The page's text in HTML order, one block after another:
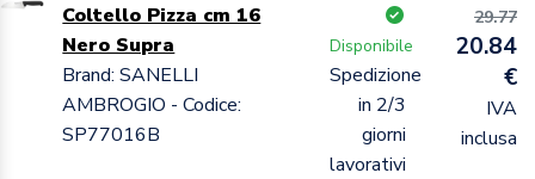
Coltello Pizza cm 16
Nero Supra
Brand: SANELLI
AMBROGIO - Codice:
SP77016B
Disponibile
Spedizione
in 2/3
giorni
lavorativi
29.77
20.84
€
IVA
inclusa